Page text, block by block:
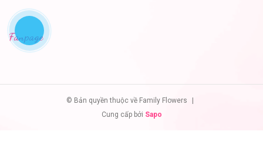
Fanpage
© Bản quyền thuộc về Family Flowers
Cung cấp bởi Sapo